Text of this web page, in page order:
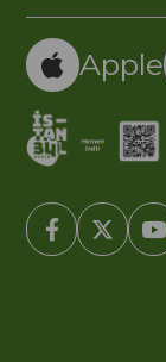
Apple